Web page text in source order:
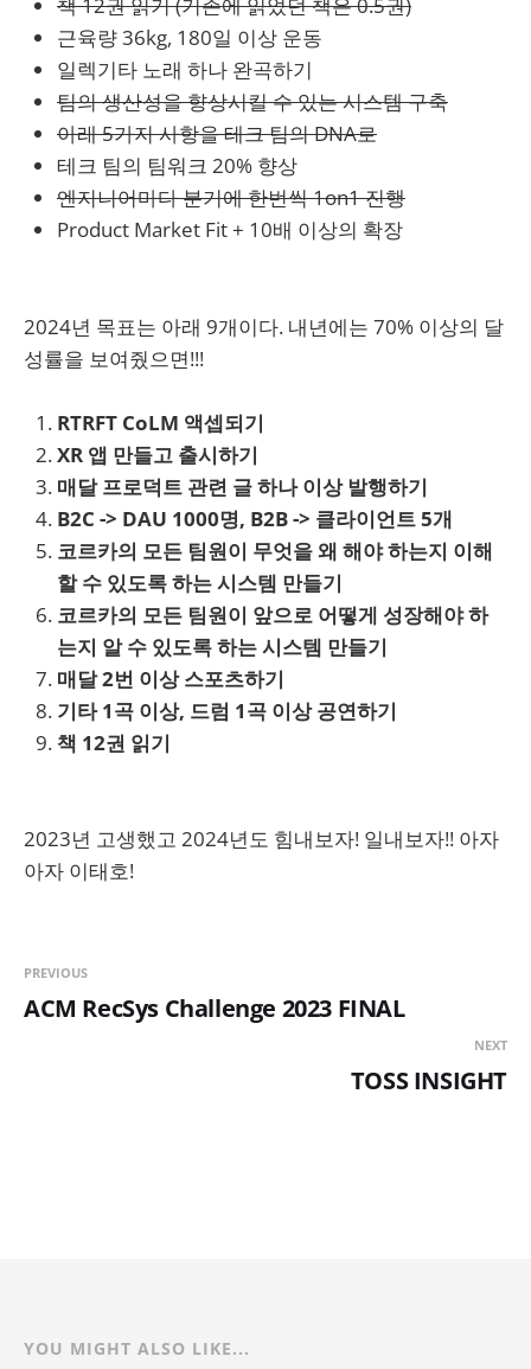
책 12권 읽기 (기존에 읽었던 책은 0.5권)
근육량 36kg, 180일 이상 운동
일렉기타 노래 하나 완곡하기
팀의 생산성을 향상시킬 수 있는 시스템 구축
아래 5가지 사항을 테크 팀의 DNA로
테크 팀의 팀워크 20% 향상
엔지니어마다 분기에 한번씩 1on1 진행
Product Market Fit + 10배 이상의 확장
2024년 목표는 아래 9개이다. 내년에는 70% 이상의 달
성률을 보여줬으면!!!
RTRFT CoLM 액셉되기
XR 앱 만들고 출시하기
매달 프로덕트 관련 글 하나 이상 발행하기
B2C -> DAU 1000명, B2B -> 클라이언트 5개
코르카의 모든 팀원이 무엇을 왜 해야 하는지 이해
할 수 있도록 하는 시스템 만들기
코르카의 모든 팀원이 앞으로 어떻게 성장해야 하
는지 알 수 있도록 하는 시스템 만들기
매달 2번 이상 스포츠하기
기타 1곡 이상, 드럼 1곡 이상 공연하기
책 12권 읽기
2023년 고생했고 2024년도 힘내보자! 일내보자!! 아자
아자 이태호!
PREVIOUS
ACM RecSys Challenge 2023 FINAL
NEXT
TOSS INSIGHT
YOU MIGHT ALSO LIKE...